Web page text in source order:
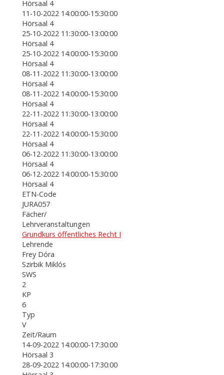
Hörsaal 4
11-10-2022 14:00:00-15:30:00
Hörsaal 4
25-10-2022 11:30:00-13:00:00
Hörsaal 4
25-10-2022 14:00:00-15:30:00
Hörsaal 4
08-11-2022 11:30:00-13:00:00
Hörsaal 4
08-11-2022 14:00:00-15:30:00
Hörsaal 4
22-11-2022 11:30:00-13:00:00
Hörsaal 4
22-11-2022 14:00:00-15:30:00
Hörsaal 4
06-12-2022 11:30:00-13:00:00
Hörsaal 4
06-12-2022 14:00:00-15:30:00
Hörsaal 4
ETN-Code
JURA057
Fächer/
Lehrveranstaltungen
Grundkurs öffentliches Recht I
Lehrende
Frey Dóra
Szirbik Miklós
SWS
2
KP
6
Typ
V
Zeit/Raum
14-09-2022 14:00:00-17:30:00
Hörsaal 3
28-09-2022 14:00:00-17:30:00